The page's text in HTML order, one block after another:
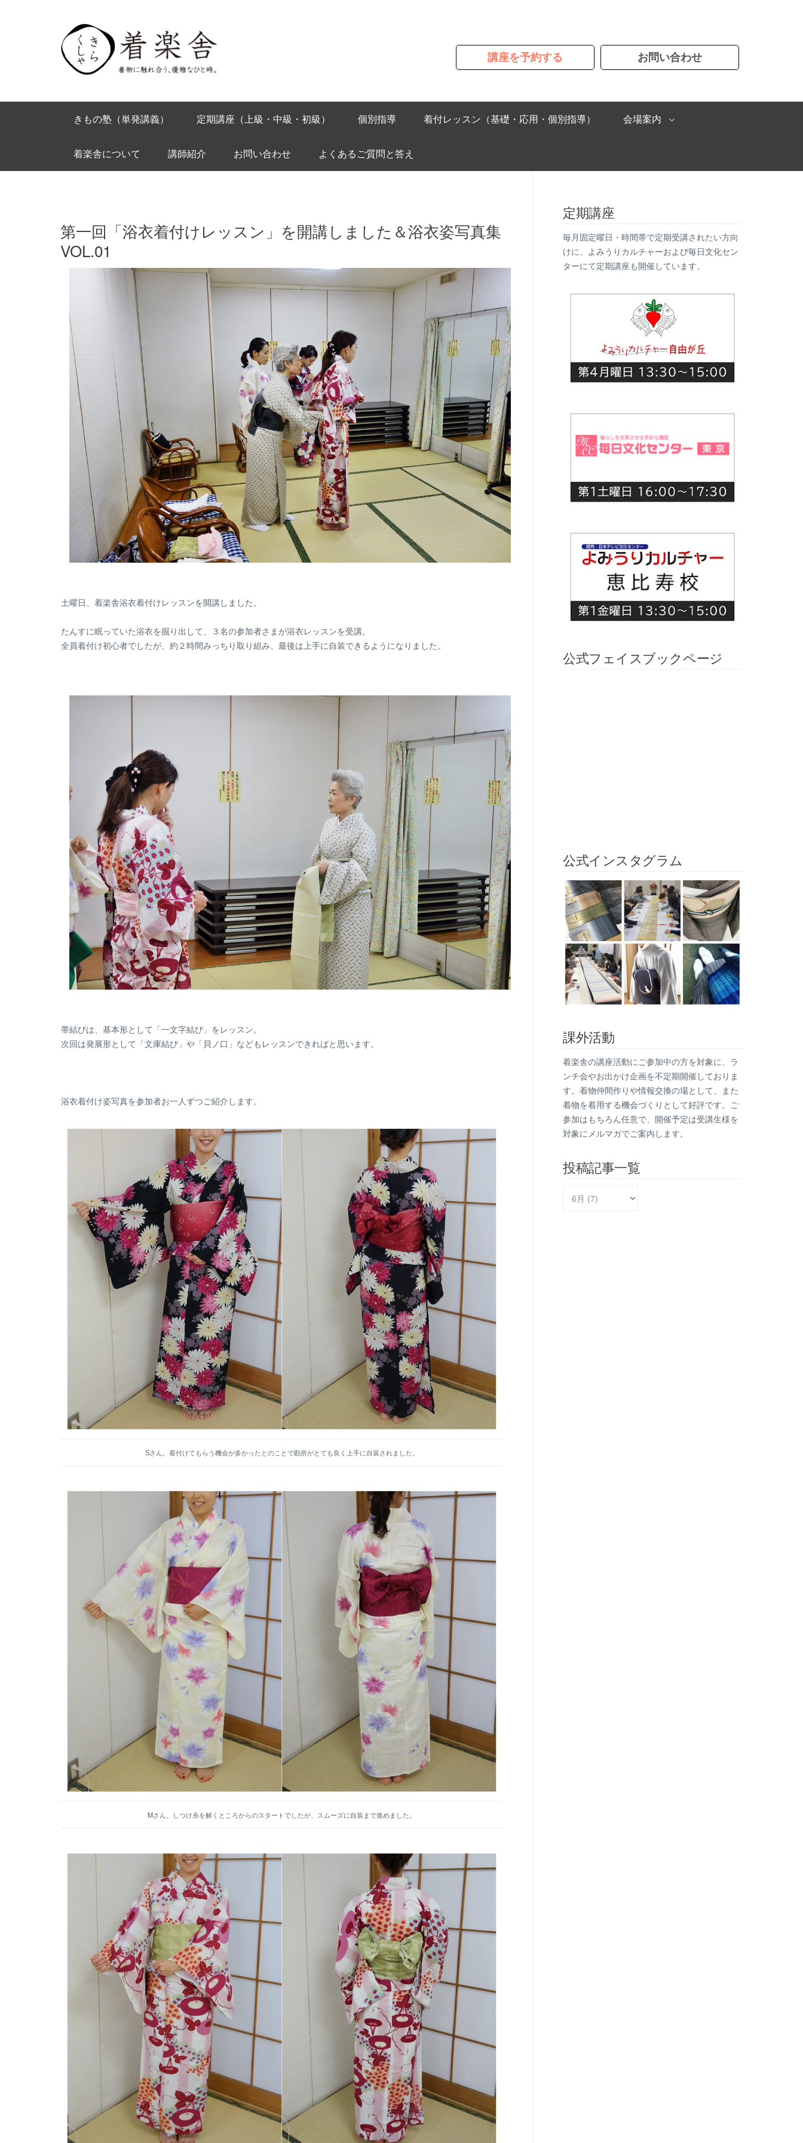
講座を予約する お問い合わせ
きもの塾（単発講義） 定期講座（上級・中級・初級） 個別指導 着付レッスン（基礎・応用・個別指導） 会場案内
着楽舎について 講師紹介 お問い合わせ よくあるご質問と答え
第一回「浴衣着付けレッスン」を開講しました＆浴衣姿写真集
VOL.01
土曜日、着楽舎浴衣着付けレッスンを開講しました。
たんすに眠っていた浴衣を掘り出して、３名の参加者さまが浴衣レッスンを受講。
全員着付け初心者でしたが、約２時間みっちり取り組み、最後は上手に自装できるようになりました。
帯結びは、基本形として「一文字結び」をレッスン。
次回は発展形として「文庫結び」や「貝ノ口」などもレッスンできればと思います。
浴衣着付け姿写真を参加者お一人ずつご紹介します。
Sさん。着付けてもらう機会が多かったとのことで勘所がとても良く上手に自装されました。
Mさん。しつけ糸を解くところからのスタートでしたが、スムーズに自装まで進めました。
定期講座
毎月固定曜日・時間帯で定期受講されたい方向
けに、よみうりカルチャーおよび毎日文化セン
ターにて定期講座も開催しています。
公式フェイスブックページ
公式インスタグラム
課外活動
着楽舎の講座活動にご参加中の方を対象に、ラ
ンチ会やお出かけ企画を不定期開催しておりま
す。着物仲間作りや情報交換の場として、また
着物を着用する機会づくりとして好評です。ご
参加はもちろん任意で、開催予定は受講生様を
対象にメルマガでご案内します。
投稿記事一覧